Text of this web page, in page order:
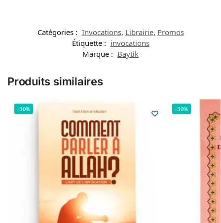
Catégories : Invocations, Librairie, Promos
Étiquette : invocations
Marque : Baytik
Produits similaires
-30% -30%